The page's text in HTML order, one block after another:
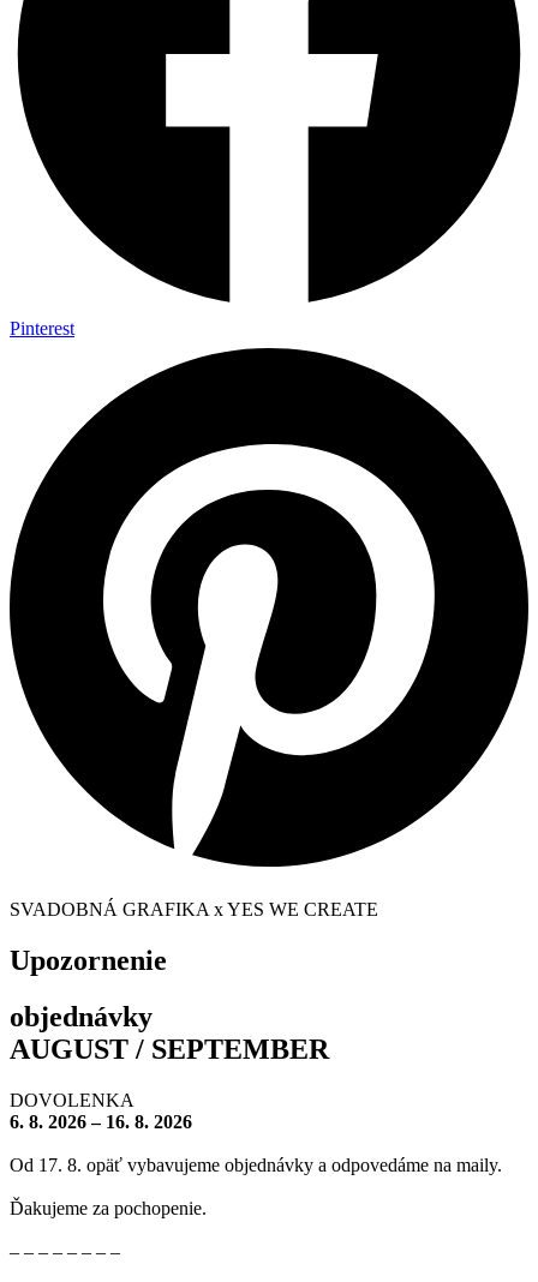
Pinterest
SVADOBNÁ GRAFIKA x YES WE CREATE
Upozornenie
objednávky
AUGUST / SEPTEMBER
DOVOLENKA
6. 8. 2026 – 16. 8. 2026
Od 17. 8. opäť vybavujeme objednávky a odpovedáme na maily.
Ďakujeme za pochopenie.
– – – – – – – –